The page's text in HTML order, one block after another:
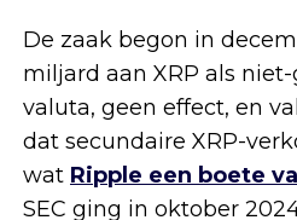
De zaak begon in
miljard aan XRP als
valuta, geen effect, en
dat secundaire XRP-
wat Ripple een boete
SEC ging in oktober